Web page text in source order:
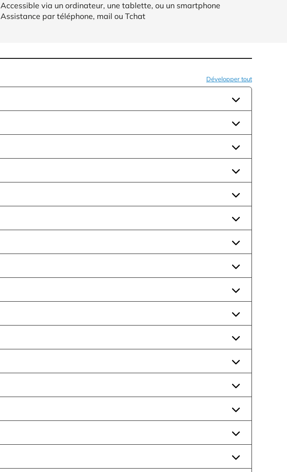
Accessible via un ordinateur, une tablette, ou un smartphone
Assistance par téléphone, mail ou Tchat
Développer tout